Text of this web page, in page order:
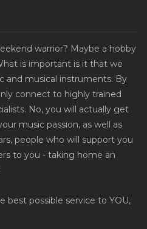
warrior? Maybe a hobby
is important is it that we
and musical instruments. By
connect to highly trained
No, you will actually get
music passion, as well as
people who will support you
to you - taking home an
best possible service to YOU,